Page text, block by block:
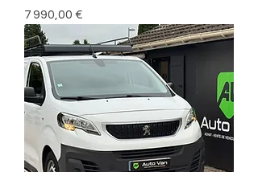
Prix
7 990,00 €